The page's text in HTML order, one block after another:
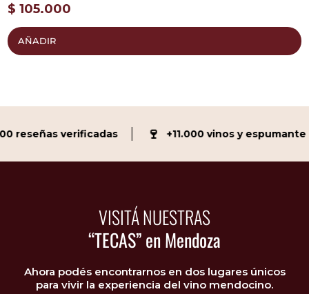
$ 105.000
AÑADIR
reseñas verificadas +11.000 vinos y espumante
VISITÁ NUESTRAS
“TECAS” en Mendoza
Ahora podés encontrarnos en dos lugares únicos
para vivir la experiencia del vino mendocino.